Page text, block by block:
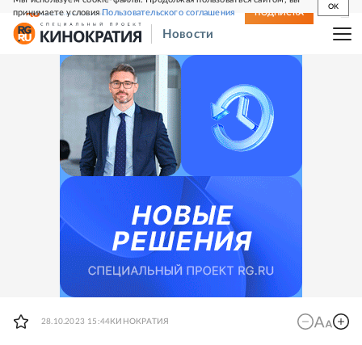
принимаете условияПользовательского соглашения
OK
СВЕЖИЙ НОМЕР ПОДПИСКА
Новости
28.10.2023 15:44 КИНОКРАТИЯ